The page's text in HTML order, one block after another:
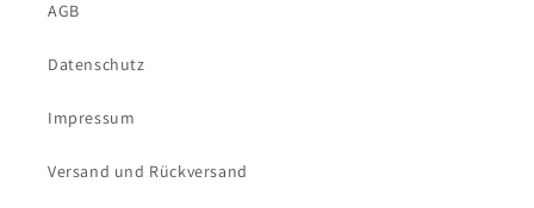
AGB
Datenschutz
Impressum
Versand und Rückversand